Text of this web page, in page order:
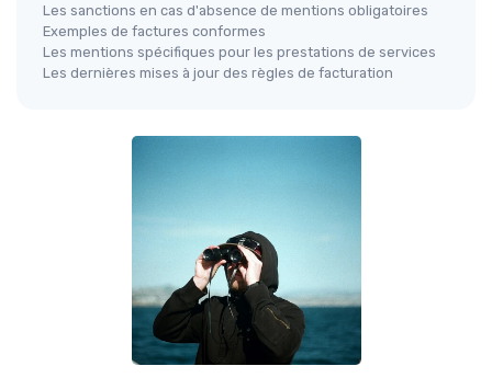
Les sanctions en cas d'absence de mentions obligatoires
Exemples de factures conformes
Les mentions spécifiques pour les prestations de services
Les dernières mises à jour des règles de facturation